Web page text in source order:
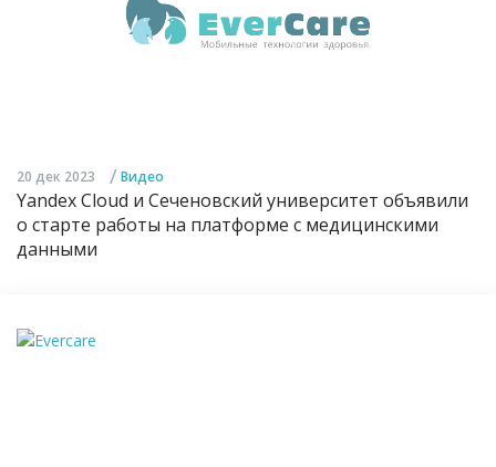
20 дек 2023 / Видео
Yandex Cloud и Сеченовский университет объявили
о старте работы на платформе с медицинскими
данными